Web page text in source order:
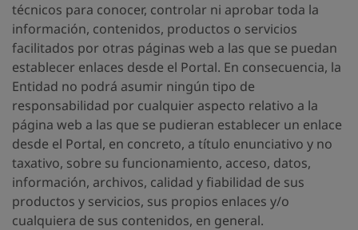
técnicos para conocer, controlar ni aprobar toda la
información, contenidos, productos o servicios
facilitados por otras páginas web a las que se puedan
establecer enlaces desde el Portal. En consecuencia, la
Entidad no podrá asumir ningún tipo de
responsabilidad por cualquier aspecto relativo a la
página web a las que se pudieran establecer un enlace
desde el Portal, en concreto, a título enunciativo y no
taxativo, sobre su funcionamiento, acceso, datos,
información, archivos, calidad y fiabilidad de sus
productos y servicios, sus propios enlaces y/o
cualquiera de sus contenidos, en general.